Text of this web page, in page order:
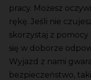
pracy. Możesz
rękę. Jeśli nie
skorzystaj z
się w doborze
Wyjazd z nami
bezpieczeństwo,